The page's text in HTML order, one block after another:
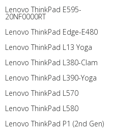
Lenovo ThinkPad E595-
20NF0000RT
Lenovo ThinkPad Edge-E480
Lenovo ThinkPad L13 Yoga
Lenovo ThinkPad L380-Clam
Lenovo ThinkPad L390-Yoga
Lenovo ThinkPad L570
Lenovo ThinkPad L580
Lenovo ThinkPad P1 (2nd Gen)